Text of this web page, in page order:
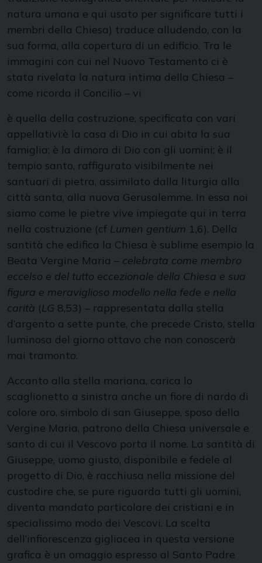
natura umana e qui usato per significare tutti i
membri della Chiesa) traduce alludendo, con la
sua forma, alla copertura di un edificio. Tra le
immagini con cui nel Nuovo Testamento ci è
stata rivelata la natura intima della Chiesa –
come ricorda il Concilio – vi
è quella della costruzione, specificata con vari
appellativi:è la casa di Dio in cui abita la sua
famiglia; è la dimora di Dio con gli uomini; è il
tempio santo, raffigurato visibilmente nei
santuari di pietra, assimilato dalla liturgia alla
città santa, alla nuova Gerusalemme. In essa noi
siamo come le pietre vive impiegate qui in terra
nella costruzione (cf Lumen gentium 1,6). Della
santità che edifica la Chiesa è sublime esempio la
Beata Vergine Maria – celebrata come membro
eccelso e del tutto eccezionale della Chiesa e sua
figura e meraviglioso modello nella fede e nella
carità (LG 8,53) – rappresentata dalla stella
d’argento a sette punte, che precede Cristo, stella
luminosa del giorno ottavo che non conoscerà
mai tramonto.
Accanto alla stella mariana, carica lo
scaglionetto a sinistra anche un fiore di nardo di
colore oro, simbolo di san Giuseppe, sposo della
Vergine Maria, patrono della Chiesa universale e
santo di cui il Vescovo porta il nome. La santità di
Giuseppe, uomo giusto, disponibile e fedele al
progetto di Dio, è racchiusa nella missione del
custodire che, se pure riguarda tutti gli uomini,
diventa mandato particolare dei cristiani e in
specialissimo modo dei Vescovi. La scelta
dell’infiorescenza gigliacea in questa versione
grafica è un omaggio espresso al Santo Padre